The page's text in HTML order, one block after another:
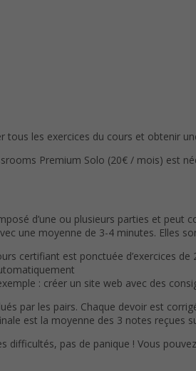
tous les exercices du cours et obtenir
Premium Solo (20€ / mois) est
d’une ou plusieurs parties et
une moyenne de 3-4 minutes. Elles
certifiant est ponctuée d’exercices de
: créer un site web avec des
par les pairs. Chaque devoir est
est la moyenne des 3 notes reçues
difficultés, pas de panique ! Vous